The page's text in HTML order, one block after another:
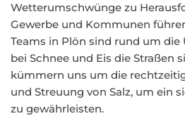
Wetterumschwünge zu
Gewerbe und Kommunen
Teams in Plön sind rund um die
bei Schnee und Eis die Straßen
kümmern uns um die
und Streuung von Salz, um ein
zu gewährleisten.